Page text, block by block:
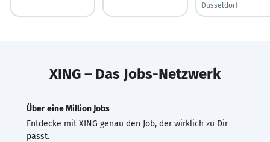
Düsseldorf
XING – Das Jobs-Netzwerk
Über eine Million Jobs
Entdecke mit XING genau den Job, der wirklich zu Dir
passt.